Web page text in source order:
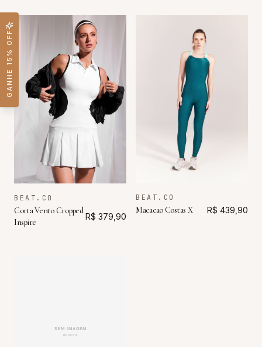
BEAT.CO
Corta Vento Cropped
Inspire
R$ 379,90
BEAT.CO
Macacao Costas X R$ 439,90
GANHE 15% OFF